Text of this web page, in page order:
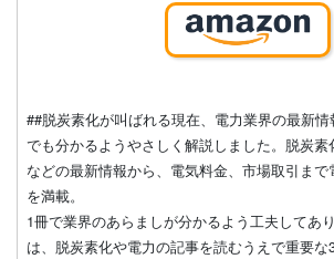
##脱炭素化が叫ばれる現在、電力業界の最新
でも分かるようやさしく解説しました。脱炭
などの最新情報から、電気料金、市場取引ま
を満載。
1冊で業界のあらましが分かるよう工夫してあ
は、脱炭素化や電力の記事を読むうえで重要